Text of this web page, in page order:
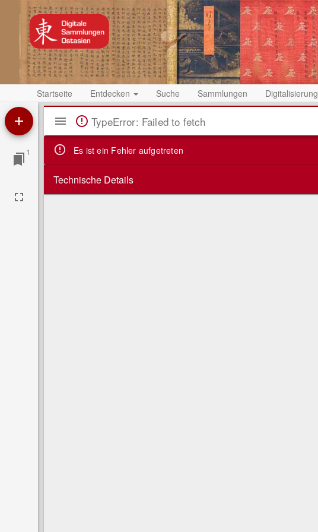
Startseite Entdecken Suche Sammlungen Digitalisierung
1
Mirador
ViewerTypeError: Failed to fetch
Es ist ein Fehler aufgetreten
Technische Details